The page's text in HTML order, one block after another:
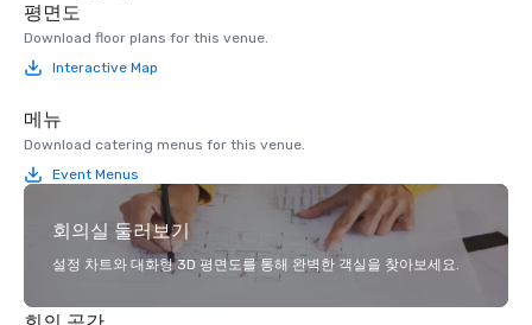
평면도
Download floor plans for this venue.
Interactive Map
메뉴
Download catering menus for this venue.
Event Menus
회의실 둘러보기
설정 차트와 대화형 3D 평면도를 통해 완벽한 객실을 찾아보세요.